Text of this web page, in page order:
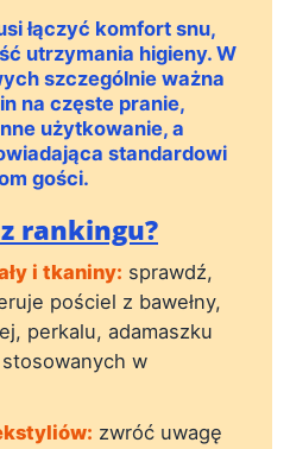
łączyć komfort snu,
utrzymania higieny. W
szczególnie ważna
na częste pranie,
użytkowanie, a
standardowi
gości.
rankingu?
i tkaniny: sprawdź,
pościel z bawełny,
perkalu, adamaszku
w
zwróć uwagę